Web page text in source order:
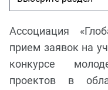
Ассоциация
прием заявок на
конкурсе
проектов в